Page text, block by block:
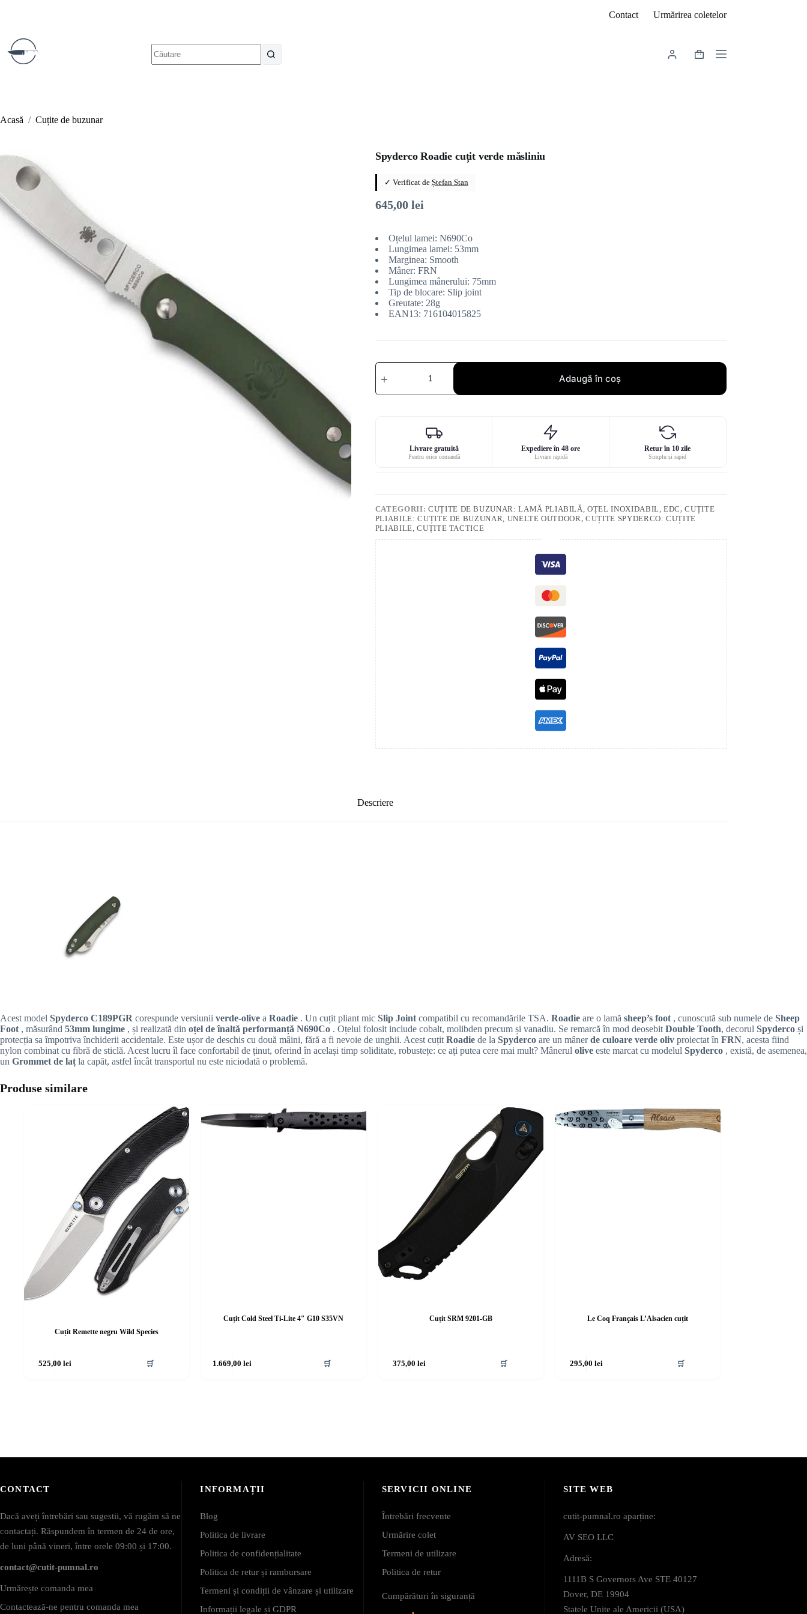
Contact Urmărirea coletelor
rezultat
Coș
Acasă / Cuțite de buzunar
Spyderco Roadie cuțit verde măsliniu
✓ Verificat de Ștefan Stan
645,00 lei
Oțelul lamei: N690Co
Lungimea lamei: 53mm
Marginea: Smooth
Mâner: FRN
Lungimea mânerului: 75mm
Tip de blocare: Slip joint
Greutate: 28g
EAN13: 716104015825
Cantitate
Spyderco
cuțit
Adaugă în coș
Livrare gratuită
Pentru orice comandă
Expediere în 48 ore
Livrare rapidă
Retur în 10 zile
Simplu și rapid
CATEGORII: CUȚITE DE BUZUNAR: LAMĂ PLIABILĂ, OȚEL INOXIDABIL, EDC,CUȚITE
PLIABILE: CUȚITE DE BUZUNAR, UNELTE OUTDOOR,CUȚITE SPYDERCO: CUȚITE
PLIABILE, CUȚITE TACTICE
Descriere
Acest model Spyderco C189PGR corespunde versiunii verde-olive a Roadie . Un cuțit pliant mic Slip Joint compatibil cu recomandările TSA. Roadie are o lamă sheep’s foot , cunoscută sub numele de Sheep
Foot , măsurând 53mm lungime , și realizată din oțel de înaltă performanță N690Co . Oțelul folosit include cobalt, molibden precum și vanadiu. Se remarcă în mod deosebit Double Tooth, decorul Spyderco și
protecția sa împotriva închiderii accidentale. Este ușor de deschis cu două mâini, fără a fi nevoie de unghii. Acest cuțit Roadie de la Spyderco are un mânerde culoare verde oliv proiectat în FRN, acesta fiind
nylon combinat cu fibră de sticlă. Acest lucru îl face confortabil de ținut, oferind în același timp soliditate, robustețe: ce ați putea cere mai mult? Mânerul olive este marcat cu modelul Spyderco , există, de asemenea,
un Grommet de laț la capăt, astfel încât transportul nu este niciodată o problemă.
Produse similare
Cuțit Remette negru Wild Species
525,00lei 🛒
Cuțit Cold Steel Ti-Lite 4″ G10 S35VN
1.669,00lei 🛒
Cuțit SRM 9201-GB
375,00 lei 🛒
Le Coq Français L’Alsacien cuțit
295,00 lei 🛒
CONTACT
Dacă aveți întrebări sau sugestii, vă rugăm să ne
contactați. Răspundem în termen de 24 de ore,
de luni până vineri, între orele 09:00 și 17:00.
contact@cutit-pumnal.ro
Urmărește comanda mea
Contactează-ne pentru comanda mea
INFORMAȚII
Blog
Politica de livrare
Politica de confidențialitate
Politica de retur și rambursare
Termeni și condiții de vânzare și utilizare
Informații legale și GDPR
SERVICII ONLINE
Întrebări frecvente
Urmărire colet
Termeni de utilizare
Politica de retur
Cumpărături în siguranță
SITE WEB
cutit-pumnal.ro aparține:
AV SEO LLC
Adresă:
1111B S Governors Ave STE 40127
Dover, DE 19904
Statele Unite ale Americii (USA)